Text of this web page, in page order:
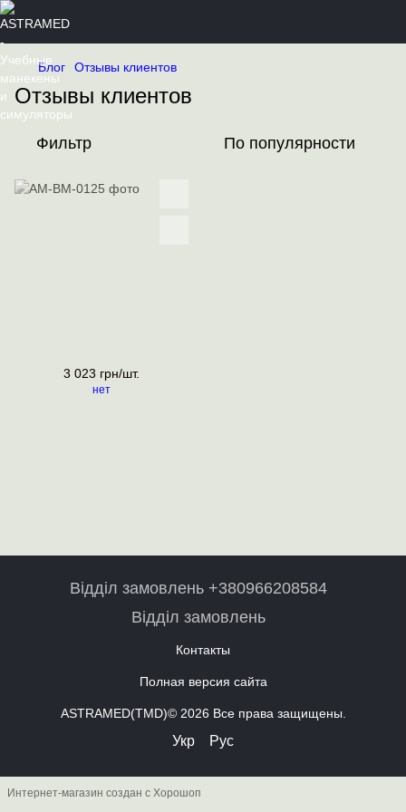
Блог Отзывы клиентов
Отзывы клиентов
Фильтр По популярности
3 023 грн/шт.
нет
Відділ замовлень +380966208584
Відділ замовлень
Контакты
Полная версия сайта
ASTRAMED(TMD)© 2026 Все права защищены.
Укр Рус
Интернет-магазин создан с Хорошоп